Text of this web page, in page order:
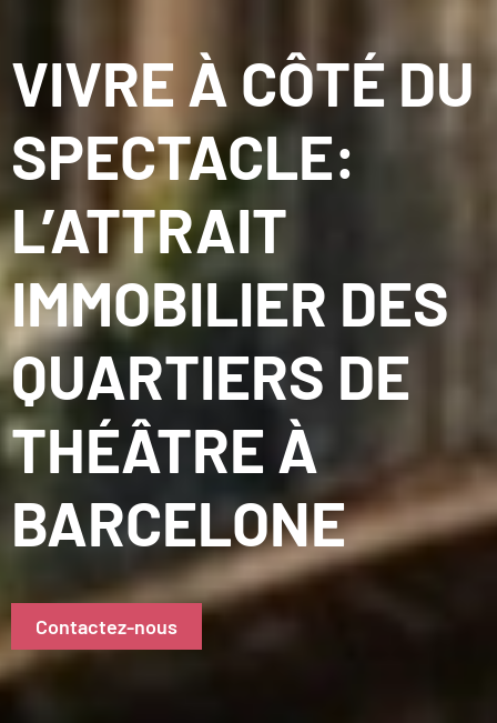
VIVRE À CÔTÉ DU
SPECTACLE:
L’ATTRAIT
IMMOBILIER DES
QUARTIERS DE
THÉÂTRE À
BARCELONE
Contactez-nous